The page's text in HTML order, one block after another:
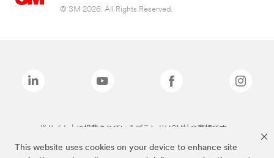
This website uses cookies on your device to enhance site
© 3M 2026. All Rights Reserved.
当サイト上に掲載されているブランドは3M社の商標です。